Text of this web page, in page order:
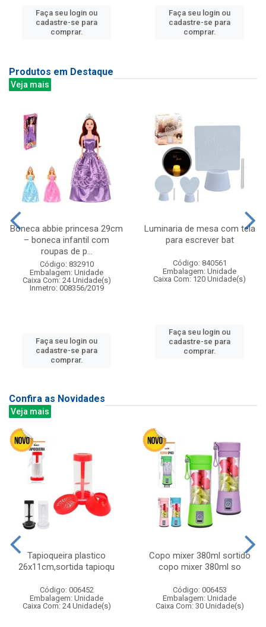
Faça seu login ou
cadastre-se para
comprar.
Faça seu login ou
cadastre-se para
comprar.
Produtos em Destaque
Veja mais
Boneca abbie princesa 29cm
– boneca infantil com
roupas de p...
Código: 832910
Embalagem: Unidade
Caixa Com: 24 Unidade(s)
Inmetro: 008356/2019
Faça seu login ou
cadastre-se para
comprar.
Luminaria de mesa com tela
para escrever bat
Código: 840561
Embalagem: Unidade
Caixa Com: 120 Unidade(s)
Faça seu login ou
cadastre-se para
comprar.
Confira as Novidades
Veja mais
Tapioqueira plastico
26x11cm,sortida tapioqu
Código: 006452
Embalagem: Unidade
Caixa Com: 24 Unidade(s)
Copo mixer 380ml sortido
copo mixer 380ml so
Código: 006453
Embalagem: Unidade
Caixa Com: 30 Unidade(s)